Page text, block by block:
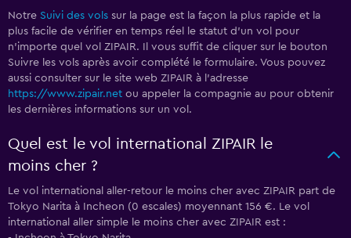
Notre Suivi des vols sur la page est la façon la plus rapide et la
plus facile de vérifier en temps réel le statut d'un vol pour
n'importe quel vol ZIPAIR. Il vous suffit de cliquer sur le bouton
Suivre les vols après avoir complété le formulaire. Vous pouvez
aussi consulter sur le site web ZIPAIR à l'adresse
https://www.zipair.net ou appeler la compagnie au pour obtenir
les dernières informations sur un vol.
Quel est le vol international ZIPAIR le
moins cher ?
Le vol international aller-retour le moins cher avec ZIPAIR part de
Tokyo Narita à Incheon (0 escales) moyennant 156 €. Le vol
international aller simple le moins cher avec ZIPAIR est :